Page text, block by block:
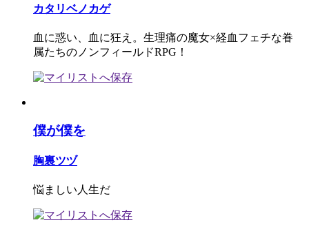
カタリベノカゲ
血に惑い、血に狂え。生理痛の魔女×経血フェチな眷
属たちのノンフィールドRPG！
僕が僕を
胸裏ツヅ
悩ましい人生だ